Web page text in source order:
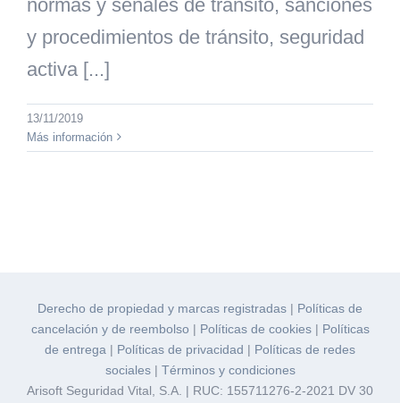
normas y señales de tránsito, sanciones
y procedimientos de tránsito, seguridad
activa [...]
13/11/2019
Más información
Derecho de propiedad y marcas registradas | Políticas de
cancelación y de reembolso | Políticas de cookies| Políticas
de entrega | Políticas de privacidad | Políticas de redes
sociales| Términos y condiciones
Arisoft Seguridad Vital, S.A. | RUC: 155711276-2-2021 DV 30